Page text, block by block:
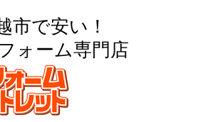
市で安い！
ォーム専門店